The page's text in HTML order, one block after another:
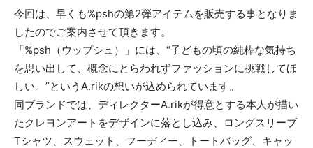
今回は、早くも%pshの第2弾アイテムを販売する事となりま
したのでご案内させて頂きます。
「%psh（ウップシュ）」には、“子どもの頃の純粋な気持ち
を思い出して、概念にとらわれずファッションに挑戦してほ
しい。”というA.rikの想いが込められています。
同ブランドでは、ディレクターA.rikが得意とする本人が描い
たクレヨンアートをデザインに落とし込み、ロングスリーブ
Tシャツ、スウェット、フーディー、トートバッグ、キャッ